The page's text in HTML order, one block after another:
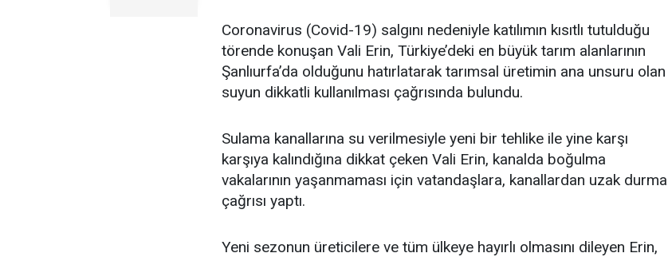
Coronavirus (Covid-19) salgını nedeniyle katılımın kısıtlı tutulduğu
törende konuşan Vali Erin, Türkiye’deki en büyük tarım alanlarının
Şanlıurfa’da olduğunu hatırlatarak tarımsal üretimin ana unsuru olan
suyun dikkatli kullanılması çağrısında bulundu.
Sulama kanallarına su verilmesiyle yeni bir tehlike ile yine karşı
karşıya kalındığına dikkat çeken Vali Erin, kanalda boğulma
vakalarının yaşanmaması için vatandaşlara, kanallardan uzak durma
çağrısı yaptı.
Yeni sezonun üreticilere ve tüm ülkeye hayırlı olmasını dileyen Erin,